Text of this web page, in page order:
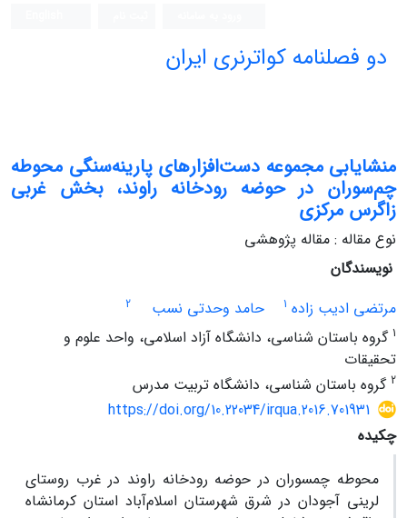
دو فصلنامه کواترنری ایران
منشایابی مجموعه دست‌افزارهای پارینه‌سنگی محوطه
چم‌سوران در حوضه رودخانه راوند، بخش غربی
زاگرس مرکزی
نوع مقاله : مقاله پژوهشی
نویسندگان
مرتضی ادیب زاده 1 حامد وحدتی نسب
2
1 گروه باستان شناسی، دانشگاه آزاد اسلامی، واحد علوم و
تحقیقات
2 گروه باستان شناسی، دانشگاه تربیت مدرس
https://doi.org/10.22034/irqua.2016.701931
چکیده
محوطه چم­سوران در حوضه رودخانه راوند در غرب روستای
لرینی آجودان در شرق شهرستان اسلام‌آباد استان کرمانشاه